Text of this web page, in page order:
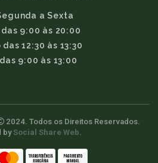
a Sexta
9:00 às 20:00
12:30 às 13:30
9:00 às 13:00
2024. Todos os Direitos Reservados.
by Social Share Web.